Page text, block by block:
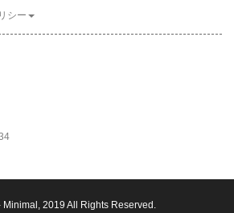
シー
Minimal, 2019 All Rights Reserved.